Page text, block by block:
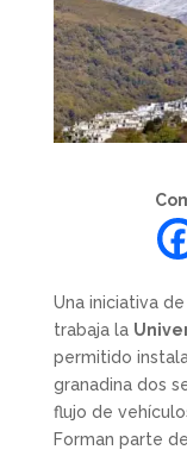
Una iniciativa
trabaja la
permitido
granadina dos
flujo de
Forman parte